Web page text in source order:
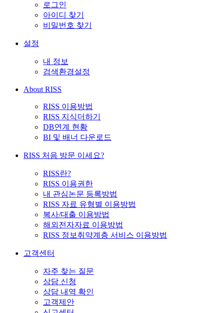
로그인
아이디 찾기
비밀번호 찾기
설정
내 정보
검색환경설정
About RISS
RISS 이용방법
RISS 지식더하기
DB연계 현황
BI 및 배너 다운로드
RISS 처음 방문 이세요?
RISS란?
RISS 이용권한
내 관심논문 등록방법
RISS 자료 유형별 이용방법
복사/대출 이용방법
해외전자자료 이용방법
RISS 정보취약계층 서비스 이용방법
고객센터
자주 찾는 질문
상담 신청
상담 내역 확인
고객제안